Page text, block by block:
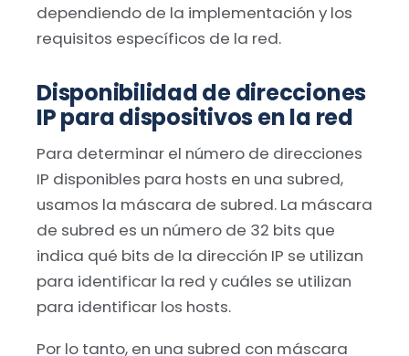
dependiendo de la implementación y los
requisitos específicos de la red.
Disponibilidad de direcciones
IP para dispositivos en la red
Para determinar el número de direcciones
IP disponibles para hosts en una subred,
usamos la máscara de subred. La máscara
de subred es un número de 32 bits que
indica qué bits de la dirección IP se utilizan
para identificar la red y cuáles se utilizan
para identificar los hosts.
Por lo tanto, en una subred con máscara